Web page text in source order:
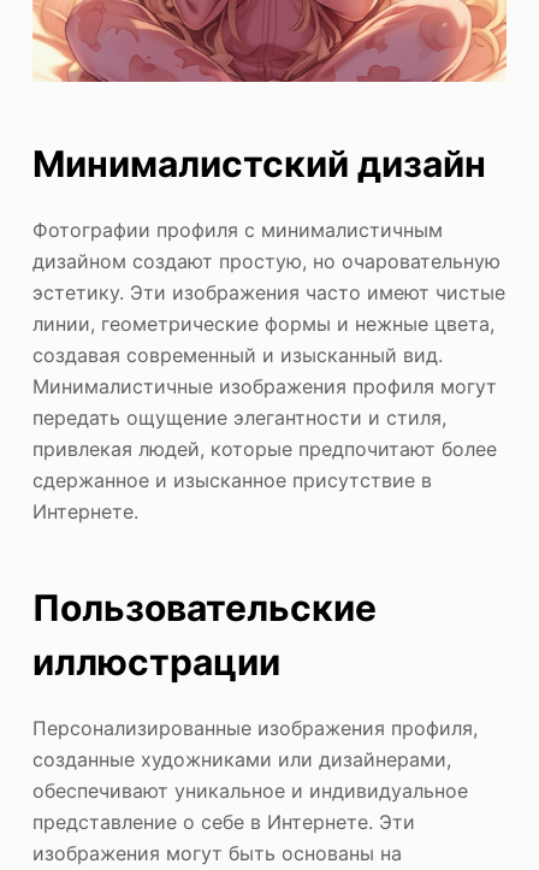
Минималистский дизайн
Фотографии профиля с минималистичным
дизайном создают простую, но очаровательную
эстетику. Эти изображения часто имеют чистые
линии, геометрические формы и нежные цвета,
создавая современный и изысканный вид.
Минималистичные изображения профиля могут
передать ощущение элегантности и стиля,
привлекая людей, которые предпочитают более
сдержанное и изысканное присутствие в
Интернете.
Пользовательские
иллюстрации
Персонализированные изображения профиля,
созданные художниками или дизайнерами,
обеспечивают уникальное и индивидуальное
представление о себе в Интернете. Эти
изображения могут быть основаны на